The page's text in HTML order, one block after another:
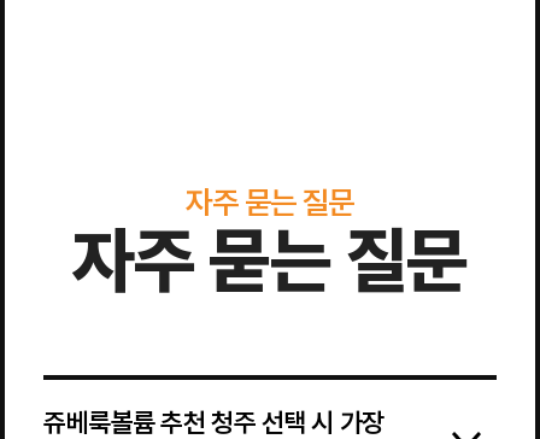
자주 묻는 질문
자주 묻는 질문
쥬베룩볼륨 추천 청주 선택 시 가장